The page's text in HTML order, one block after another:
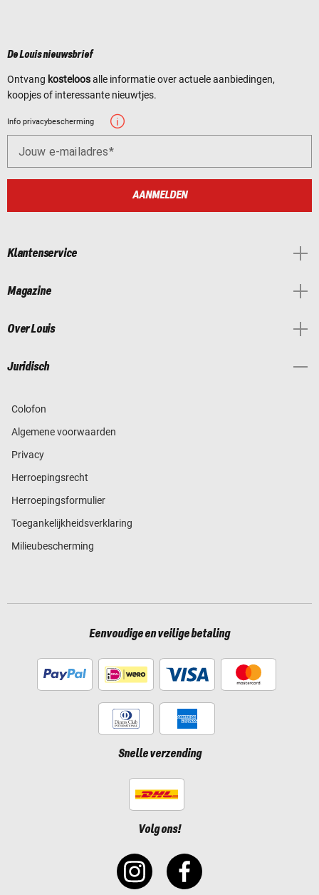
De Louis nieuwsbrief
Ontvang kosteloosalle informatie over actuele aanbiedingen,
koopjes of interessante nieuwtjes.
Info privacybescherming
Jouw e-mailadres
AANMELDEN
Klantenservice
Magazine
Over Louis
Juridisch
Colofon
Algemene voorwaarden
Privacy
Herroepingsrecht
Herroepingsformulier
Toegankelijkheidsverklaring
Milieubescherming
Eenvoudige en veilige betaling
Snelle verzending
Volg ons!